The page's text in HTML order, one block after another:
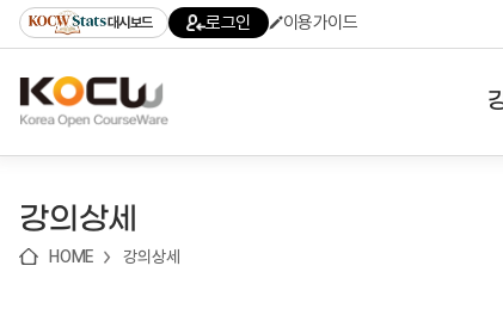
기
기
기
content)
가
대시보드 로그인 이용가이드
강의상세
HOME 강의상세